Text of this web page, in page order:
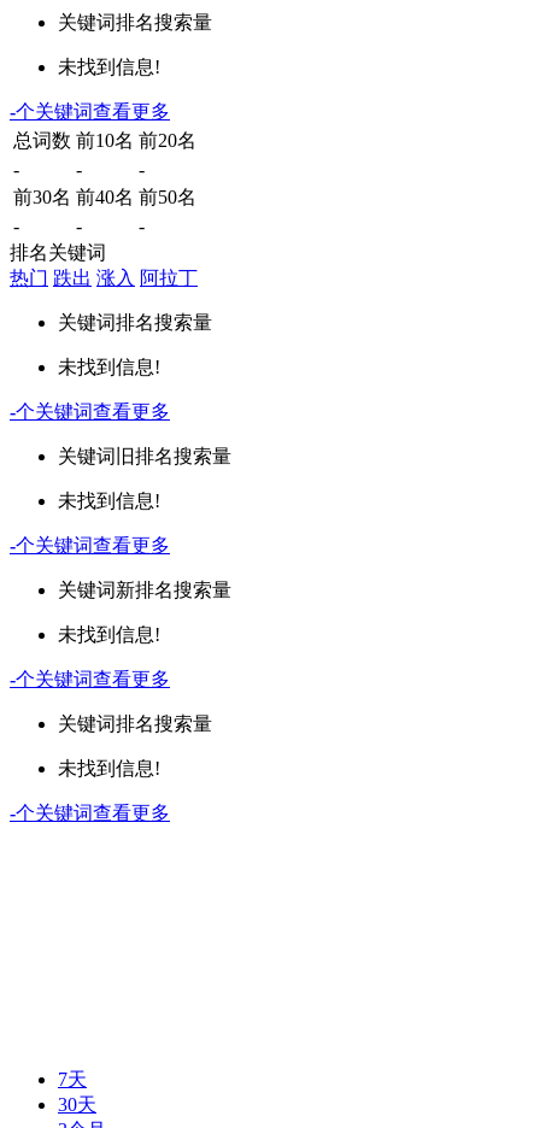
关键词排名搜索量
未找到信息!
-个关键词查看更多
总词数 前10名 前20名
-
-
-
前30名 前40名 前50名
-
-
-
排名关键词
热门 跌出 涨入 阿拉丁
关键词排名搜索量
未找到信息!
-个关键词查看更多
关键词 旧排名搜索量
未找到信息!
-个关键词查看更多
关键词新排名搜索量
未找到信息!
-个关键词查看更多
关键词排名搜索量
未找到信息!
-个关键词查看更多
7天
30天